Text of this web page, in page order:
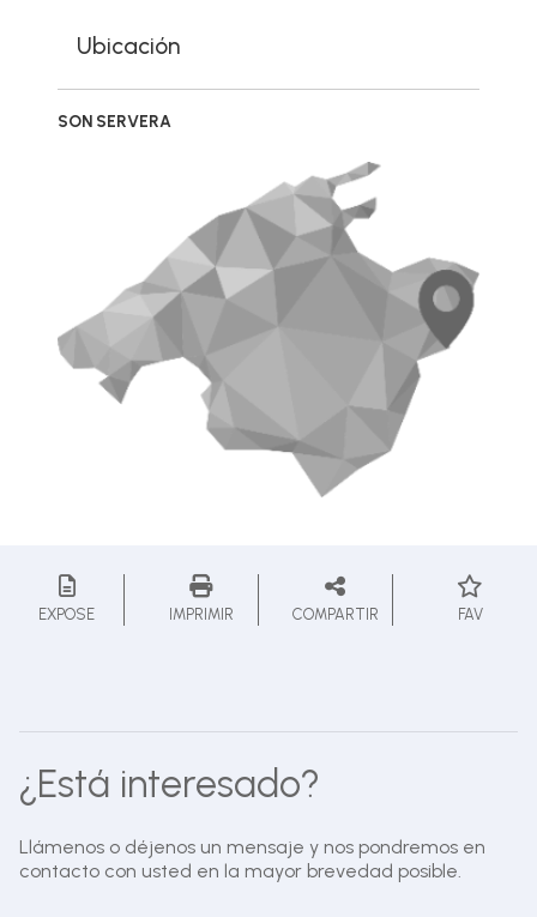
Ubicación
SON SERVERA
EXPOSE IMPRIMIR COMPARTIR FAV
¿Está interesado?
Llámenos o déjenos un mensaje y nos pondremos en
contacto con usted en la mayor brevedad posible.